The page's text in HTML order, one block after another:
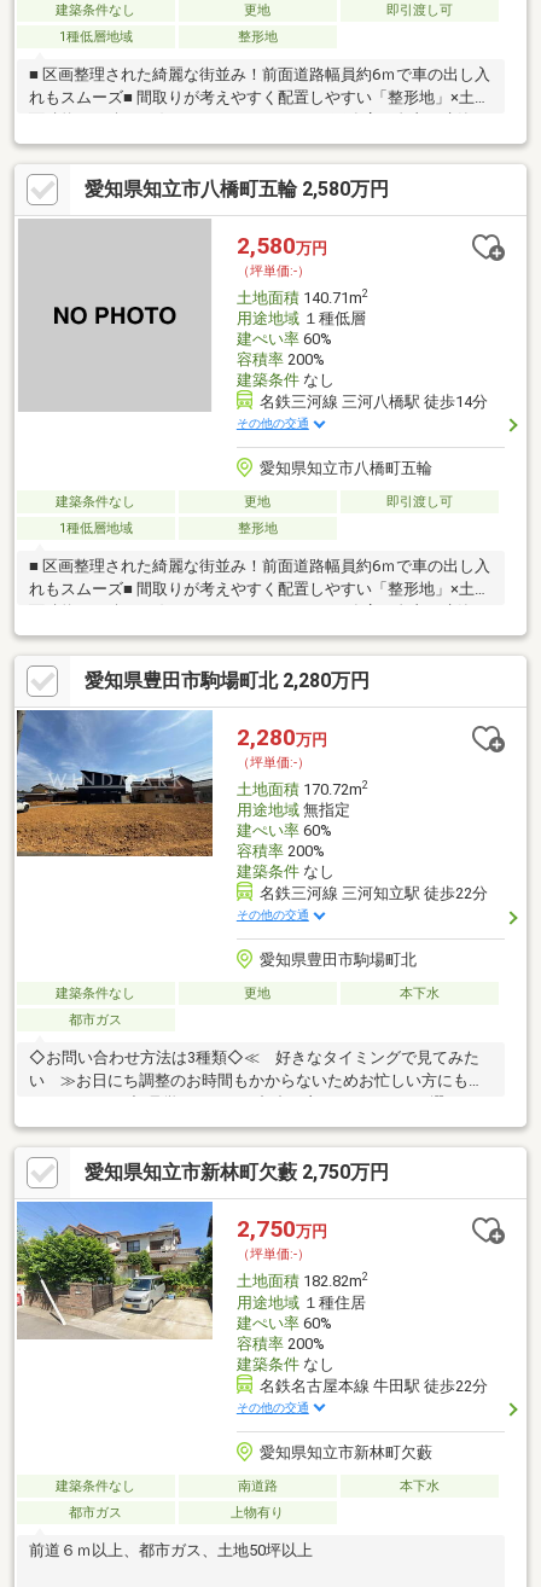
建築条件なし 更地
即引渡し可
1種低層地域
整形地
■ 区画整理された綺麗な街並み！前面道路幅員約6ｍで車の出し入
れもスムーズ■ 間取りが考えやすく配置しやすい「整形地」×土地
きる「建築条件なし」土地■ 解体費用がかからず、スムーズに家
づくりをスタートできる「更地渡し」■ 名鉄三河線「三河八橋」
駅まで徒歩14分！通勤・通学にも便利なロケーション
愛知県知立市八橋町五輪 2,580万円
2,580万円
（坪単価:-）
土地面積140.71m2
用途地域１種低層
建ぺい率60%
容積率200%
建築条件なし
名鉄三河線 三河八橋駅 徒歩14分
その他の交通
愛知県知立市八橋町五輪
建築条件なし 更地
即引渡し可
1種低層地域
整形地
■ 区画整理された綺麗な街並み！前面道路幅員約6ｍで車の出し入
れもスムーズ■ 間取りが考えやすく配置しやすい「整形地」×土地
きる「建築条件なし」土地■ 解体費用がかからず、スムーズに家
づくりをスタートできる「更地渡し」■ 名鉄三河線「三河八橋」
駅まで徒歩14分！通勤・通学にも便利なロケーション
愛知県豊田市駒場町北 2,280万円
2,280万円
（坪単価:-）
土地面積170.72m2
用途地域無指定
建ぺい率60%
容積率200%
建築条件なし
名鉄三河線 三河知立駅 徒歩22分
その他の交通
愛知県豊田市駒場町北
建築条件なし 更地
本下水
都市ガス
◇お問い合わせ方法は3種類◇≪ 好きなタイミングで見てみた
い ≫お日にち調整のお時間もかからないためお忙しい方にもピ
さい≪ まずは資料が欲しい ≫オレンジの「資料請求（無料）」ボ
タンをクリック！≪ 担当者と直接話したい ≫【通話無料】0120-
339-270スマホの方は青の「電話マーク」をクリック！担当：向
井 ～～～～～～～～～＊～～～ あなたに寄り添う、 WIND
MARKの不動産仲介 ～～～＊～～～～～～～～～
愛知県知立市新林町欠藪 2,750万円
2,750万円
（坪単価:-）
土地面積182.82m2
用途地域１種住居
建ぺい率60%
容積率200%
建築条件なし
名鉄名古屋本線 牛田駅 徒歩22分
その他の交通
愛知県知立市新林町欠藪
建築条件なし 南道路
本下水
都市ガス
上物有り
前道６ｍ以上、都市ガス、土地50坪以上